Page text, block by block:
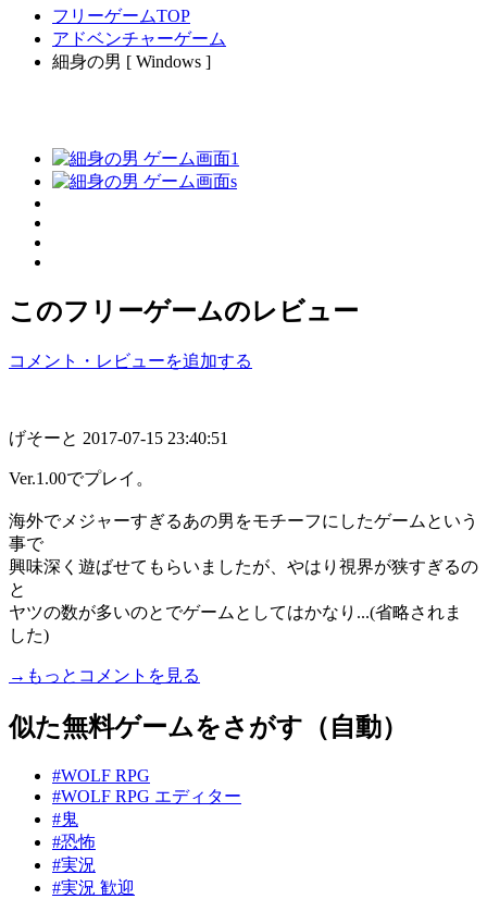
フリーゲームTOP
アドベンチャーゲーム
細身の男 [ Windows ]
このフリーゲームのレビュー
コメント・レビューを追加する
げそーと 2017-07-15 23:40:51
Ver.1.00でプレイ。
海外でメジャーすぎるあの男をモチーフにしたゲームという
事で
興味深く遊ばせてもらいましたが、やはり視界が狭すぎるの
と
ヤツの数が多いのとでゲームとしてはかなり...(省略されま
した)
→もっとコメントを見る
似た無料ゲームをさがす（自動）
#WOLF RPG
#WOLF RPG エディター
#鬼
#恐怖
#実況
#実況 歓迎